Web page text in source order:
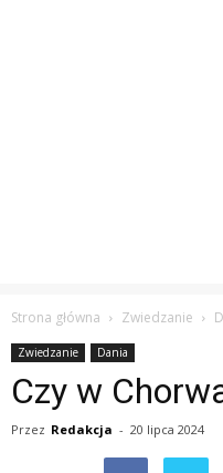
Strona główna Zwiedzanie
Zwiedzanie Dania
Czy w
Przez Redakcja - 20 lipca 2024